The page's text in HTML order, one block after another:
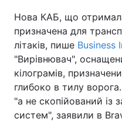
Нова КАБ, що
призначена для
літаків, пише Business
"Вирівнювач",
кілограмів,
глибоко в тилу
"а не скопійований із
систем", заявили в